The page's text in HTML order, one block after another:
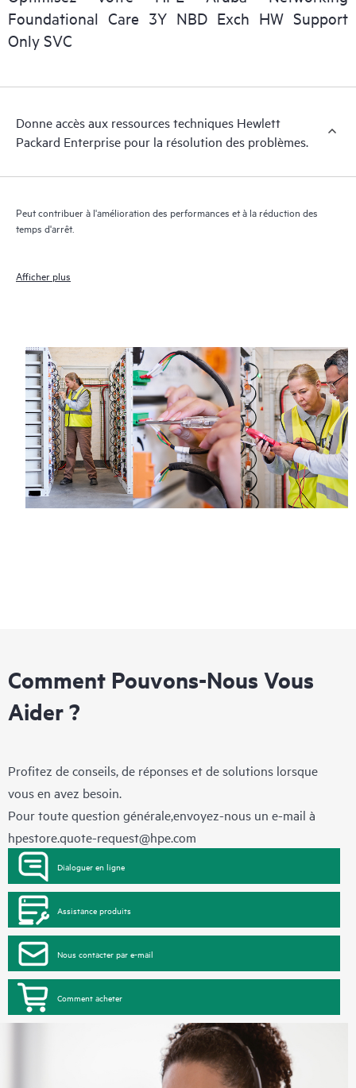
personnel informatique de localiser rapidement les informations
essentielles (du domaine public).
Foundational Care 3Y NBD Exch HW Support
Only SVC
Donne accès aux ressources techniques Hewlett
Packard Enterprise pour la résolution des problèmes.
Peut contribuer à l'amélioration des performances et à la réduction des
temps d'arrêt.
Afficher plus
Comment Pouvons-Nous Vous
Aider ?
Profitez de conseils, de réponses et de solutions lorsque
vous en avez besoin.
Pour toute question générale,envoyez-nous un e-mail à
hpestore.quote-request@hpe.com
Dialoguer en ligne
Assistance produits
Nous contacter par e-mail
Comment acheter